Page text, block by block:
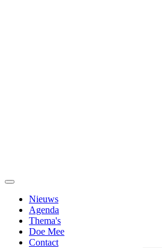
Nieuws
Agenda
Thema's
Doe Mee
Contact